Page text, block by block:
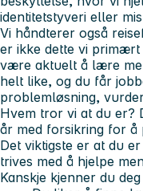
identitetstyveri eller
Vi håndterer også
er ikke dette vi
være aktuelt å lære
helt like, og du får
problemløsning,
Hvem tror vi at du er?
år med forsikring for å
Det viktigste er at du
trives med å hjelpe
Kanskje kjenner du